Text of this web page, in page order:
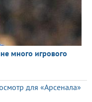
много игрового
для «Арсенала»